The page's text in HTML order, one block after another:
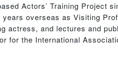
Actors’ Training Project
overseas as Visiting
actress, and lectures and
for the International